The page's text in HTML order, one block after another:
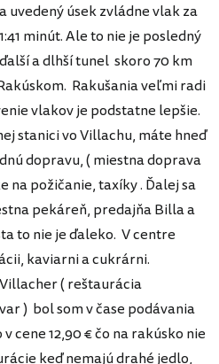
uvedený úsek zvládne vlak za
minút. Ale to nie je posledný
a dlhší tunel skoro 70 km
Rakušania veľmi radi
vlakov je podstatne lepšie.
stanici vo Villachu, máte hneď
dopravu, ( miestna doprava
požičanie, taxíky . Ďalej sa
pekáreň, predajňa Billa a
to nie je ďaleko. V centre
kaviarni a cukrárni.
( reštaurácia
) bol som v čase podávania
cene 12,90 € čo na rakúsko nie
keď nemajú drahé jedlo,